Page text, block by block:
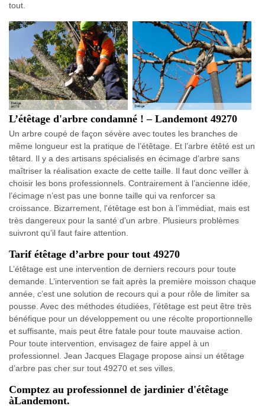
tout.
L’étêtage d'arbre condamné ! – Landemont 49270
Un arbre coupé de façon sévère avec toutes les branches de
même longueur est la pratique de l’étêtage. Et l’arbre étêté est un
têtard. Il y a des artisans spécialisés en écimage d’arbre sans
maîtriser la réalisation exacte de cette taille. Il faut donc veiller à
choisir les bons professionnels. Contrairement à l’ancienne idée,
l’écimage n’est pas une bonne taille qui va renforcer sa
croissance. Bizarrement, l'étêtage est bon à l’immédiat, mais est
très dangereux pour la santé d'un arbre. Plusieurs problèmes
suivront qu’il faut faire attention.
Tarif étêtage d’arbre pour tout 49270
L’étêtage est une intervention de derniers recours pour toute
demande. L’intervention se fait après la première moisson chaque
année, c’est une solution de recours qui a pour rôle de limiter sa
pousse. Avec des méthodes étudiées, l’étêtage est peut être très
bénéfique pour un développement ou une récolte proportionnelle
et suffisante, mais peut être fatale pour toute mauvaise action.
Pour toute intervention, envisagez de faire appel à un
professionnel. Jean Jacques Elagage propose ainsi un étêtage
d’arbre pas cher sur tout 49270 et ses villes.
Comptez au professionnel de jardinier d'étêtage
àLandemont.